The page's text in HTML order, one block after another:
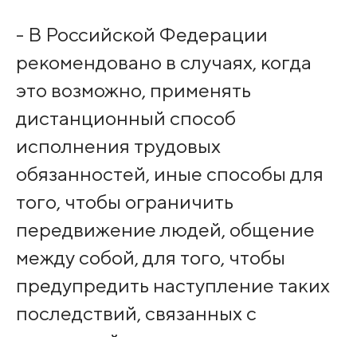
- В Российской Федерации
рекомендовано в случаях, когда
это возможно, применять
дистанционный способ
исполнения трудовых
обязанностей, иные способы для
того, чтобы ограничить
передвижение людей, общение
между собой, для того, чтобы
предупредить наступление таких
последствий, связанных с